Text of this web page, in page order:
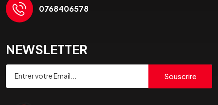
0768406578
NEWSLETTER
Souscrire